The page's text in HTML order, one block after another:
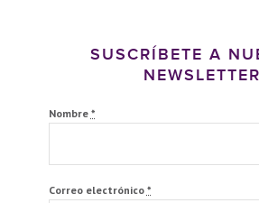
SUSCRÍBETE A
NEWSLETTER
Nombre *
Correo electrónico *